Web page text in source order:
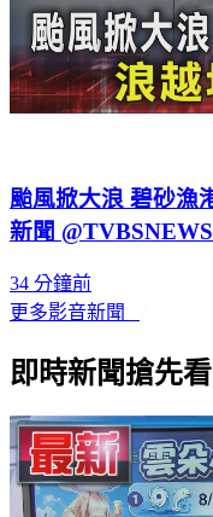
颱風掀大浪 碧砂漁
新聞
34 分鐘前
更多影音新聞
即時新聞搶先看